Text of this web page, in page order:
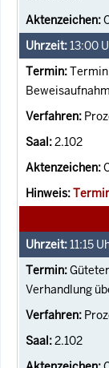
13:00
2.102
11:15
Verhandlung
2.102